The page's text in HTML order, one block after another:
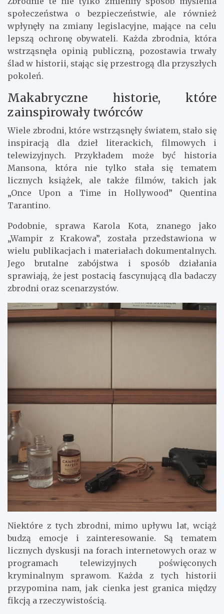
społeczeństwa o bezpieczeństwie, ale również
wpłynęły na zmiany legislacyjne, mające na celu
lepszą ochronę obywateli. Każda zbrodnia, która
wstrząsnęła opinią publiczną, pozostawia trwały
ślad w historii, stając się przestrogą dla przyszłych
pokoleń.
Makabryczne historie, które
zainspirowały twórców
Wiele zbrodni, które wstrząsnęły światem, stało się
inspiracją dla dzieł literackich, filmowych i
telewizyjnych. Przykładem może być historia
Mansona, która nie tylko stała się tematem
licznych książek, ale także filmów, takich jak
„Once Upon a Time in Hollywood” Quentina
Tarantino.
Podobnie, sprawa Karola Kota, znanego jako
„Wampir z Krakowa”, została przedstawiona w
wielu publikacjach i materiałach dokumentalnych.
Jego brutalne zabójstwa i sposób działania
sprawiają, że jest postacią fascynującą dla badaczy
zbrodni oraz scenarzystów.
Niektóre z tych zbrodni, mimo upływu lat, wciąż
budzą emocje i zainteresowanie. Są tematem
licznych dyskusji na forach internetowych oraz w
programach telewizyjnych poświęconych
kryminalnym sprawom. Każda z tych historii
przypomina nam, jak cienka jest granica między
fikcją a rzeczywistością.